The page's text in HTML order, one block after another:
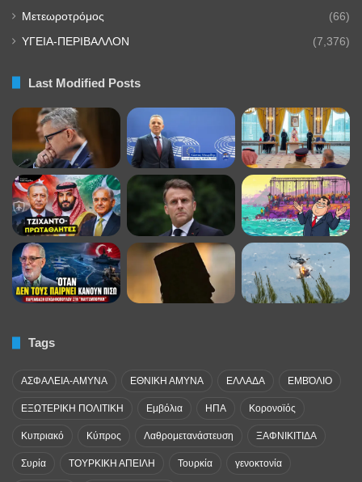
Μετεωροτρόμος (66)
ΥΓΕΙΑ-ΠΕΡΙΒΑΛΛΟΝ (7,376)
Last Modified Posts
Tags
ΑΣΦΑΛΕΙΑ-ΑΜΥΝΑ ΕΘΝΙΚΗ ΑΜΥΝΑ ΕΛΛΑΔΑ ΕΜΒΌΛΙΟ
ΕΞΩΤΕΡΙΚΗ ΠΟΛΙΤΙΚΗ Εμβόλια ΗΠΑ Κορονοϊός
Κυπριακό Κύπρος Λαθρομετανάστευση ΞΑΦΝΙΚΙΤΙΔΑ
Συρία ΤΟΥΡΚΙΚΗ ΑΠΕΙΛΗ Τουρκία γενοκτονία